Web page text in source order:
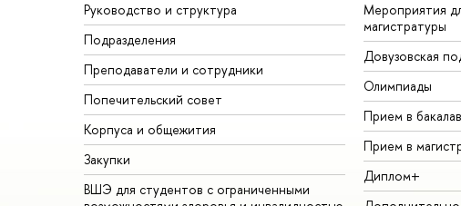
Руководство и структура
Подразделения
Преподаватели и сотрудники
Попечительский совет
Корпуса и общежития
Закупки
ВШЭ для студентов с ограниченными
Мероприятия
магистратуры
Довузовская
Олимпиады
Прием в
Прием в
Диплом+